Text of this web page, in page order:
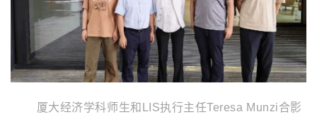
厦大经济学科师生和 LIS执行主任Teresa Munzi合影